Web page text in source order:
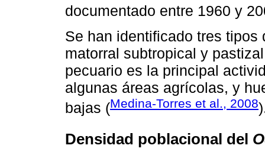
documentado entre 1960 y
Se han identificado tres
matorral subtropical y
pecuario es la principal
algunas áreas agrícolas, y
bajas (Medina-Torres et al., 2008
Densidad poblacional del